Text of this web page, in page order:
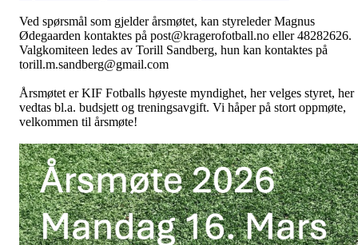
Ved spørsmål som gjelder årsmøtet, kan styreleder Magnus
Ødegaarden kontaktes på post@kragerofotball.no eller 48282626.
Valgkomiteen ledes av Torill Sandberg, hun kan kontaktes på
torill.m.sandberg@gmail.com
Årsmøtet er KIF Fotballs høyeste myndighet, her velges styret, her
vedtas bl.a. budsjett og treningsavgift. Vi håper på stort oppmøte,
velkommen til årsmøte!